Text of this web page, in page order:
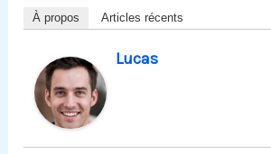
À propos Articles récents
Lucas